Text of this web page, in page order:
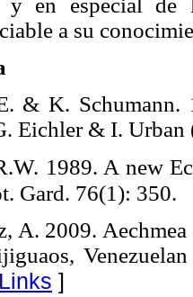
y en especial de
a su
& K. Schumann.
Eichler & I. Urban
1989. A new
Gard. 76(1): 350.
A. 2009.
Links ]